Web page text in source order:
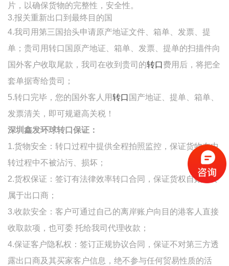
片，以确保货物的完整性，安全性。
3.报关重新出口到最终目的国
4.我司用第三国抬头申请原产地证文件、箱单、发票、提
单；贵司用转口国原产地证、箱单、发票、提单的扫描件向
国外客户收取尾款，我司在收到贵司的转口费用后，将把全
套单据寄给贵司；
5.转口完毕，您的国外客人用转口 国产地证、提单、箱单、
发票清关，即可规避高关税！
深圳鑫发环球转口保证：
1.货物安全：转口过程中提供全程拍照监控，保证货物在中
转过程中不被沾污、损坏；
2.货权保证：签订有法律效率转口合同，保证货权自始至终
属于出口商；
3.收款安全：客户可通过自己的离岸账户向目的港客人直接
收取款项，也可委 托给我司代理收款；
4.保证客户隐私权：签订正规协议合同，保证不对第三方透
露出口商及其买家客户信息，绝不参与任何贸易性质的活